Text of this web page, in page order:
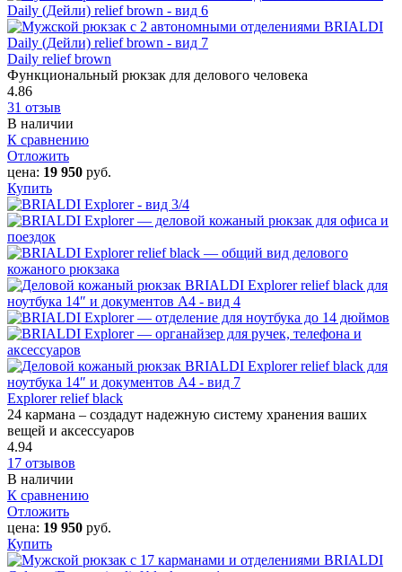
Daily relief brown
Функциональный рюкзак для делового человека
4.86
31 отзыв
В наличии
К сравнению
Отложить
цена: 19 950 руб.
Купить
Explorer relief black
24 кармана – создадут надежную систему хранения ваших
вещей и аксессуаров
4.94
17 отзывов
В наличии
К сравнению
Отложить
цена: 19 950 руб.
Купить